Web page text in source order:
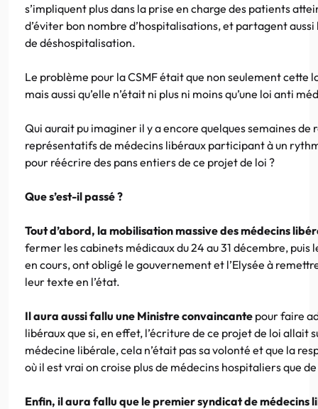
s’impliquent plus dans la prise en charge des patients
d’éviter bon nombre d’hospitalisations, et partagent
de déshospitalisation.
Le problème pour la CSMF était que non seulement cette
mais aussi qu’elle n’était ni plus ni moins qu’une loi anti
Qui aurait pu imaginer il y a encore quelques semaines de
représentatifs de médecins libéraux participant à un
pour réécrire des pans entiers de ce projet de loi ?
Que s’est-il passé ?
Tout d’abord, la mobilisation massive des médecins
fermer les cabinets médicaux du 24 au 31 décembre,
en cours, ont obligé le gouvernement et l’Elysée à
leur texte en l’état.
Il aura aussi fallu une Ministre convaincante pour faire
libéraux que si, en effet, l’écriture de ce projet de loi allait
médecine libérale, cela n’était pas sa volonté et que la
où il est vrai on croise plus de médecins hospitaliers que
Enfin, il aura fallu que le premier syndicat de médecins